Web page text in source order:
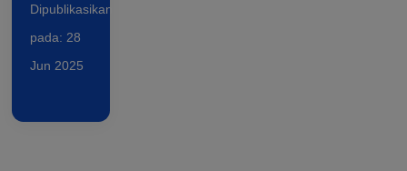
Dipublikasikan
pada: 28
Jun 2025